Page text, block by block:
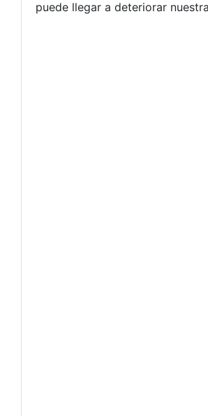
puede llegar a deteriorar